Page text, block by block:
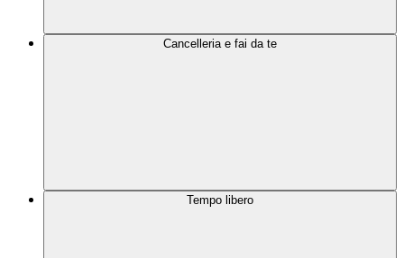
Cancelleria e fai da te
Tempo libero